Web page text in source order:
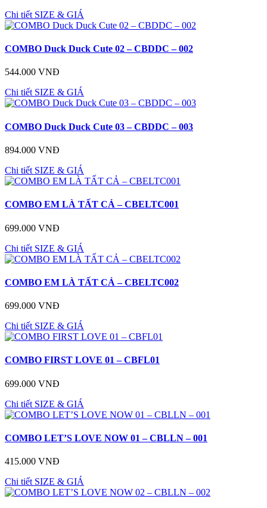
Chi tiết SIZE & GIÁ
COMBO Duck Duck Cute 02 – CBDDC – 002
544.000 VNĐ
Chi tiết SIZE & GIÁ
COMBO Duck Duck Cute 03 – CBDDC – 003
894.000 VNĐ
Chi tiết SIZE & GIÁ
COMBO EM LÀ TẤT CẢ – CBELTC001
699.000 VNĐ
Chi tiết SIZE & GIÁ
COMBO EM LÀ TẤT CẢ – CBELTC002
699.000 VNĐ
Chi tiết SIZE & GIÁ
COMBO FIRST LOVE 01 – CBFL01
699.000 VNĐ
Chi tiết SIZE & GIÁ
COMBO LET’S LOVE NOW 01 – CBLLN – 001
415.000 VNĐ
Chi tiết SIZE & GIÁ